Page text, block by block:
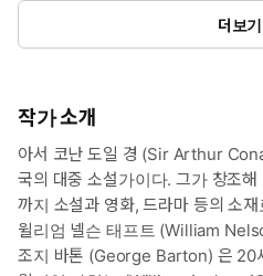
수집한다. 그런데 영국으로 파견
너무 뛰어난 나머지, 타국에 파견
[멕시코로 간 스파이]
의 국경에서도 긴장이 감돈다. 유
일부러 자극해서 미국과의 긴장 관
국 정부에 들어가고, 비밀 요원, 잭
[공작부인의 임무]
세계 대전의 기운이 전세계에 먹구
더보기
작가 소개
아서 코난 도일 경 (Sir Arthur
국의 대중 소설가이다. 그가 창조
까지 소설과 영화, 드라마 등의 소
윌리엄 넬슨 태프트 (William
조지 바톤 (George Barton) 은 20